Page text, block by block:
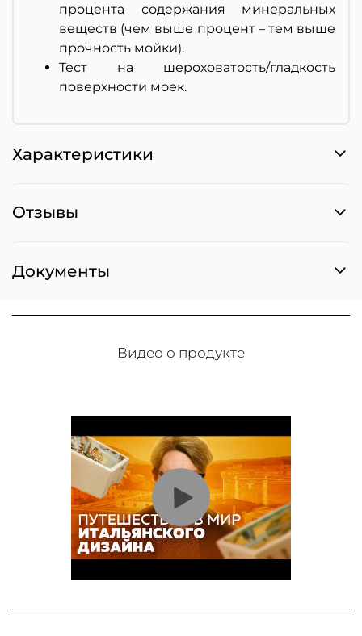
процента содержания минеральных
веществ (чем выше процент – тем выше
прочность мойки).
Тест на шероховатость/гладкость
поверхности моек.
Характеристики
Отзывы
Документы
Видео о продукте